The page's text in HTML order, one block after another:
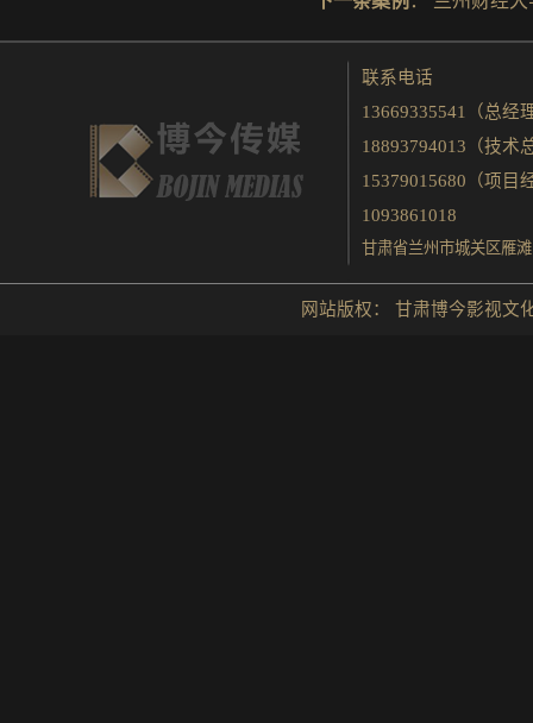
联系电话
13669335541（总经
18893794013（技术
15379015680（项目
1093861018
甘肃省兰州市城关区雁
网站版权： 甘肃博今影视